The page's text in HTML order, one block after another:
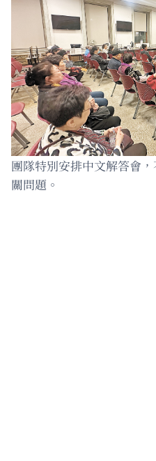
團隊特別安排中文解答會
關問題。